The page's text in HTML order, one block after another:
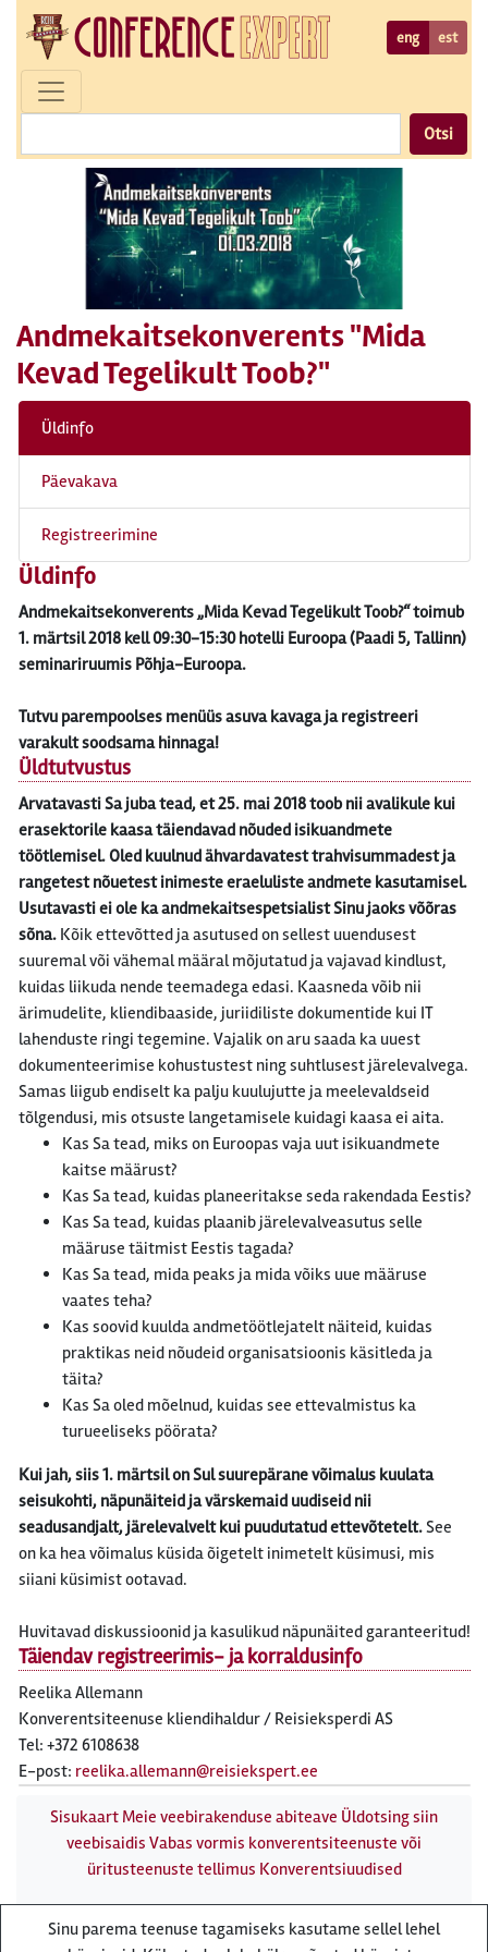
eng est
Otsi
Andmekaitsekonverents "Mida
Kevad Tegelikult Toob?"
Üldinfo
Päevakava
Registreerimine
Üldinfo
Andmekaitsekonverents „Mida Kevad Tegelikult Toob?“ toimub
1. märtsil 2018 kell 09:30-15:30 hotelli Euroopa (Paadi 5, Tallinn)
seminariruumis Põhja-Euroopa.
Tutvu parempoolses menüüs asuva kavaga ja registreeri
varakult soodsama hinnaga!
Üldtutvustus
Arvatavasti Sa juba tead, et 25. mai 2018 toob nii avalikule kui
erasektorile kaasa täiendavad nõuded isikuandmete
töötlemisel. Oled kuulnud ähvardavatest trahvisummadest ja
rangetest nõuetest inimeste eraeluliste andmete kasutamisel.
Usutavasti ei ole ka andmekaitsespetsialist Sinu jaoks võõras
sõna. Kõik ettevõtted ja asutused on sellest uuendusest
suuremal või vähemal määral mõjutatud ja vajavad kindlust,
kuidas liikuda nende teemadega edasi. Kaasneda võib nii
ärimudelite, kliendibaaside, juriidiliste dokumentide kui IT
lahenduste ringi tegemine. Vajalik on aru saada ka uuest
dokumenteerimise kohustustest ning suhtlusest järelevalvega.
Samas liigub endiselt ka palju kuulujutte ja meelevaldseid
tõlgendusi, mis otsuste langetamisele kuidagi kaasa ei aita.
Kas Sa tead, miks on Euroopas vaja uut isikuandmete
kaitse määrust?
Kas Sa tead, kuidas planeeritakse seda rakendada Eestis?
Kas Sa tead, kuidas plaanib järelevalveasutus selle
määruse täitmist Eestis tagada?
Kas Sa tead, mida peaks ja mida võiks uue määruse
vaates teha?
Kas soovid kuulda andmetöötlejatelt näiteid, kuidas
praktikas neid nõudeid organisatsioonis käsitleda ja
täita?
Kas Sa oled mõelnud, kuidas see ettevalmistus ka
turueeliseks pöörata?
Kui jah, siis 1. märtsil on Sul suurepärane võimalus kuulata
seisukohti, näpunäiteid ja värskemaid uudiseid nii
seadusandjalt, järelevalvelt kui puudutatud ettevõtetelt.See
on ka hea võimalus küsida õigetelt inimetelt küsimusi, mis
siiani küsimist ootavad.
Huvitavad diskussioonid ja kasulikud näpunäited garanteeritud!
Täiendav registreerimis- ja korraldusinfo
Reelika Allemann
Konverentsiteenuse kliendihaldur / Reisieksperdi AS
Tel: +372 6108638
E-post: reelika.allemann@reisiekspert.ee
Sisukaart Meie veebirakenduse abiteave Üldotsing siin
veebisaidis Vabas vormis konverentsiteenuste või
üritusteenuste tellimus Konverentsiuudised
konverentsiteenuseid reisibüroo Reisiekspert
Sinu parema teenuse tagamiseks kasutame sellel lehel